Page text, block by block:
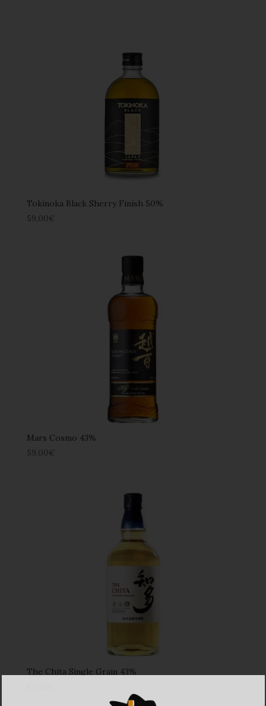
Tokinoka Black Sherry Finish 50%
59,00€
Mars Cosmo 43%
59,00€
The Chita Single Grain 43%